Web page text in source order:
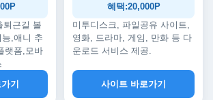
퇴근길 볼
,애니 추
랫폼,모바
기
혜택:20,000P
미투디스크, 파일공유 사이트,
영화, 드라마, 게임, 만화 등 다
운로드 서비스 제공.
사이트 바로가기